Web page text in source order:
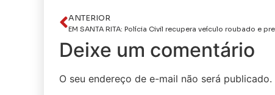
ANTERIOR
Deixe um comentário
O seu endereço de e-mail não será publicado.